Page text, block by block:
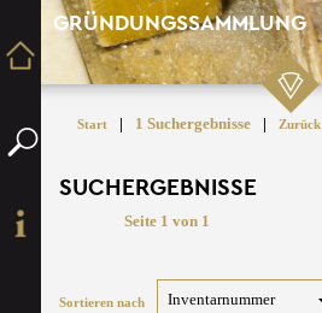
GRÜNDUNGSSAMMLUNG
Start | 1 Suchergebnisse | Zurück
SUCHERGEBNISSE
Seite 1 von 1
Sortieren nach